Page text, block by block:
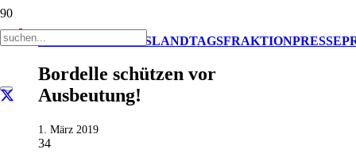
AKTUELL IMPULSLANDTAGSFRAKTIONPRESSE
Bordelle schützen vor
Ausbeutung!
1. März 2019
34